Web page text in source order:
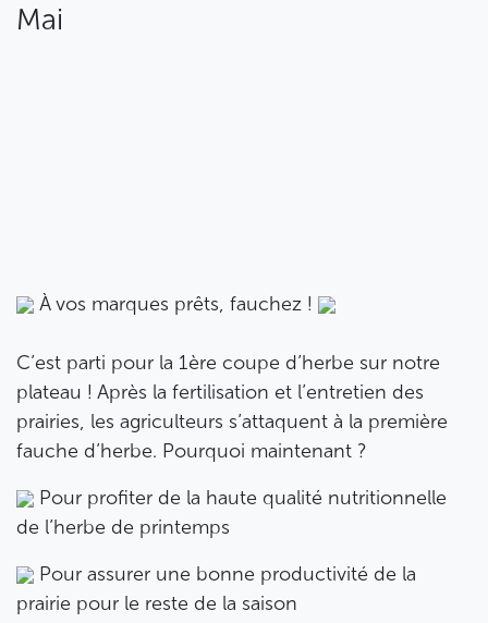
Mai
À vos marques prêts, fauchez !
C’est parti pour la 1ère coupe d’herbe sur notre
plateau ! Après la fertilisation et l’entretien des
prairies, les agriculteurs s’attaquent à la première
fauche d’herbe. Pourquoi maintenant ?
Pour profiter de la haute qualité nutritionnelle
de l’herbe de printemps
Pour assurer une bonne productivité de la
prairie pour le reste de la saison